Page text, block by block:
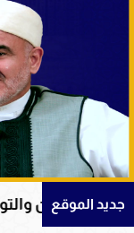
جديد الموقعوالتوكل